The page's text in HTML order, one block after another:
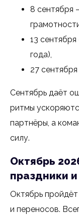
8 сентября
13
года),
27
Сентябрь даёт
ритмы
партнёры, а
силу.
Октябрь
праздники
Октябрь
и переносов.